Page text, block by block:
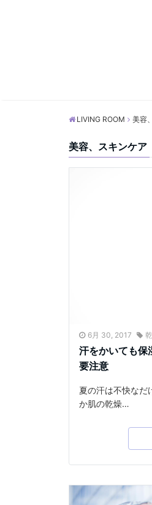
LIVING ROOM 美容
美容、スキンケア
6月 30, 2017
汗をかいても
要注意
夏の汗は不快なだ
か肌の乾燥…